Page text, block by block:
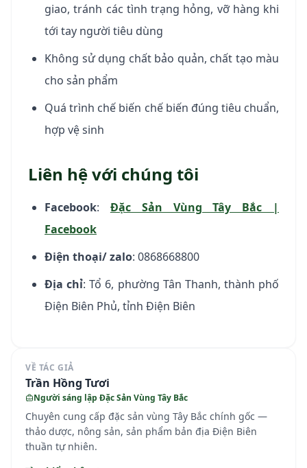
giao, tránh các tình trạng hỏng, vỡ hàng khi
tới tay người tiêu dùng
Không sử dụng chất bảo quản, chất tạo màu
cho sản phẩm
Quá trình chế biến chế biến đúng tiêu chuẩn,
hợp vệ sinh
Liên hệ với chúng tôi
Facebook: Đặc Sản Vùng Tây Bắc |
Facebook
Điện thoại/ zalo: 0868668800
Địa chỉ: Tổ 6, phường Tân Thanh, thành phố
Điện Biên Phủ, tỉnh Điện Biên
VỀ TÁC GIẢ
Trần Hồng Tươi
Người sáng lập Đặc Sản Vùng Tây Bắc
Chuyên cung cấp đặc sản vùng Tây Bắc chính gốc —
thảo dược, nông sản, sản phẩm bản địa Điện Biên
thuần tự nhiên.